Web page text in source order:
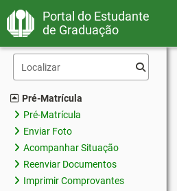
Portal do Estudante
de Graduação
Pré-Matrícula
Pré-Matrícula
Enviar Foto
Acompanhar Situação
Reenviar Documentos
Imprimir Comprovantes